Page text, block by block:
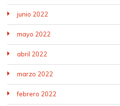
junio 2022
mayo 2022
abril 2022
marzo 2022
febrero 2022